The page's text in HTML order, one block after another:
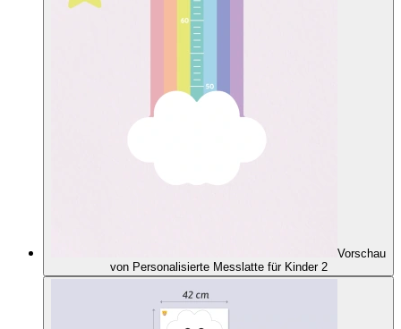
Vorschau
von Personalisierte Messlatte für Kinder 2